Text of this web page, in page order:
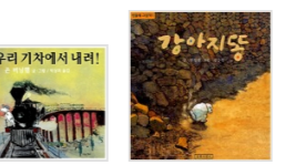
결방법은 남이 나와 다름을 인정하는
수 밖에 없다. 책은 희망을 이야기하지
는 길을 제시할 뿐이다.
드러난다. 보통 어린이를 위한 동화에
일 동안 매일 쓴 산책 일기 『100일